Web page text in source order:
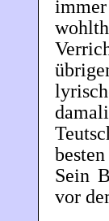
Sein
vor